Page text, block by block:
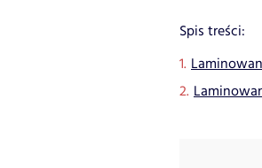
Spis treści: